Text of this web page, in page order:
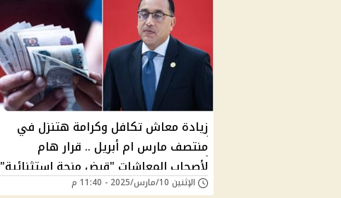
زيادة معاش تكافل وكرامة هتنزل في
منتصف مارس ام أبريل .. قرار هام
لأصحاب المعاشات "قبض منحة إستثنائية"
قبضك هيزيد كام ماذا قرر مجلس الوزراء؟
الإثنين 10/مارس/2025 - 11:40 م